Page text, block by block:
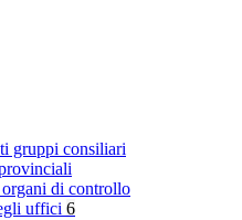
gruppi consiliari
di controllo
uffici 6